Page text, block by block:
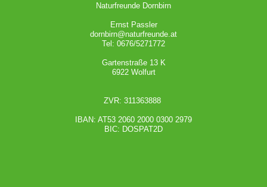
Naturfreunde Dornbirn
Ernst Passler
dornbirn@naturfreunde.at
Tel: 0676/5271772
Gartenstraße 13 K
6922 Wolfurt
ZVR: 311363888
IBAN: AT53 2060 2000 0300 2979
BIC: DOSPAT2D